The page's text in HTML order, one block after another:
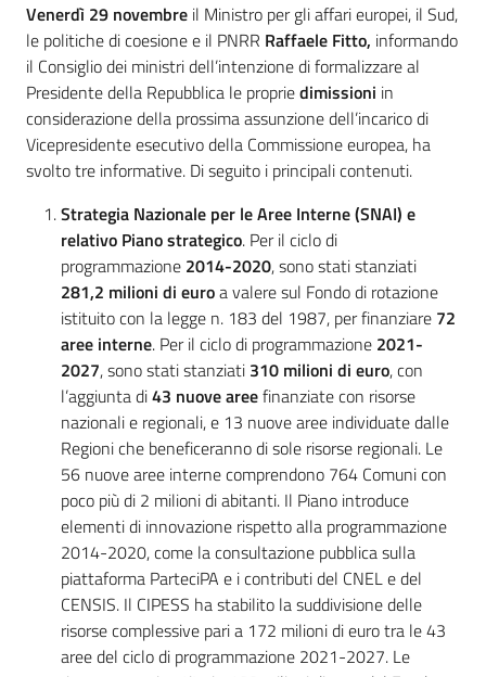
Venerdì 29 novembre il Ministro per gli affari europei, il Sud,
le politiche di coesione e il PNRR Raffaele Fitto, informando
il Consiglio dei ministri dell’intenzione di formalizzare al
Presidente della Repubblica le propriedimissioni in
considerazione della prossima assunzione dell’incarico di
Vicepresidente esecutivo della Commissione europea, ha
svolto tre informative. Di seguito i principali contenuti.
Strategia Nazionale per le Aree Interne (SNAI) e
relativo Piano strategico. Per il ciclo di
programmazione 2014-2020, sono stati stanziati
281,2 milioni di euroa valere sul Fondo di rotazione
istituito con la legge n. 183 del 1987, per finanziare 72
aree interne. Per il ciclo di programmazione 2021-
2027, sono stati stanziati 310 milioni di euro, con
l’aggiunta di43 nuove areefinanziate con risorse
nazionali e regionali, e 13 nuove aree individuate dalle
Regioni che beneficeranno di sole risorse regionali. Le
56 nuove aree interne comprendono 764 Comuni con
poco più di 2 milioni di abitanti. Il Piano introduce
elementi di innovazione rispetto alla programmazione
2014-2020, come la consultazione pubblica sulla
piattaforma ParteciPA e i contributi del CNEL e del
CENSIS. Il CIPESS ha stabilito la suddivisione delle
risorse complessive pari a 172 milioni di euro tra le 43
aree del ciclo di programmazione 2021-2027. Le